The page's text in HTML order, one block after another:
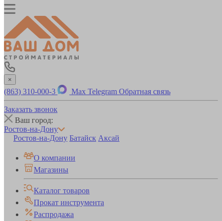
×
(863) 310-000-3 Max Telegram Обратная связь
Заказать звонок
Ваш город:
Ростов-на-Дону
Ростов-на-Дону Батайск Аксай
О компании
Магазины
Каталог товаров
Прокат инструмента
Распродажа